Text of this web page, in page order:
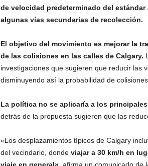
de velocidad predeterminado del
algunas vías secundarias de recolección.
El objetivo del movimiento es mejorar la
de las colisiones en las calles de Calgary.
investigaciones que sugieren que reducir las
disminuyendo así la probabilidad de colisiones.
La política no se aplicaría a los
detrás de la propuesta sugieren que las
«Los desplazamientos típicos de Calgary
del vecindario, donde viajar a 30 km/h en